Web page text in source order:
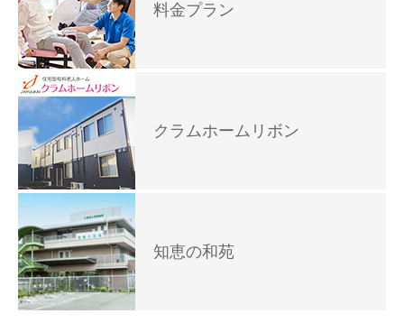
料金プラン
クラムホームリボン
知恵の和苑